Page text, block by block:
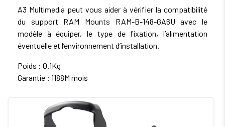
A3 Multimedia peut vous aider à vérifier la compatibilité
du support RAM Mounts RAM-B-148-GA6U avec le
modèle à équiper, le type de fixation, l’alimentation
éventuelle et l’environnement d’installation.
Poids : 0.1Kg
Garantie : 1188M mois